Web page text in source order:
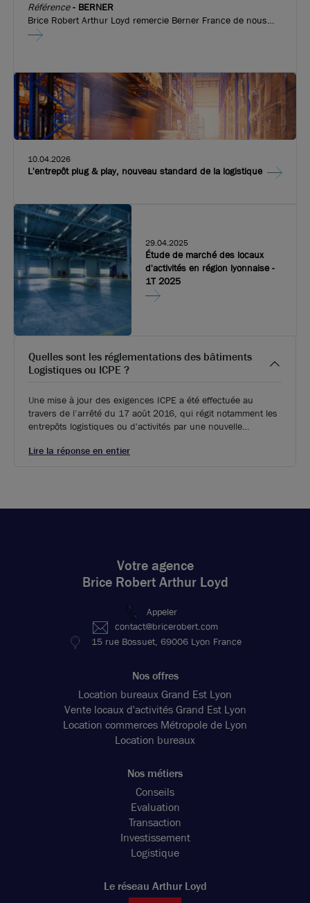
Photos (6 )
A louer - Bâtiment d'activités équipé de quais poids
lourds - Meyzieu
76€ m²/an HT HC
A louer - Local d'activités avec bureaux aménagés et
climatisés au sein d'une zone d'activités, fermée par
€ m²/an HT HC
Référence- BERNER
Brice Robert Arthur Loyd remercie Berner France de nous
avoir fait confiance pour l’implantation de leurs nouveaux
10.04.2026
L'entrepôt plug & play, nouveau standard de la logistique
29.04.2025
Étude de marché des locaux
d'activités en région lyonnaise -
1T 2025
Quelles sont les réglementations des bâtiments
Logistiques ou ICPE ?
Une mise à jour des exigences ICPE a été effectuée au
travers de l’arrêté du 17 août 2016, qui régit notamment les
entrepôts logistiques ou d'activités par une nouvelle
de l’autorisation s’ajoute désormais l’enregistrement, vers
Lire la réponse en entier
Votre agence
Brice Robert Arthur Loyd
Appeler
contact@bricerobert.com
15 rue Bossuet, 69006 Lyon France
Nos offres
Location bureaux Grand Est Lyon
Vente locaux d'activités Grand Est Lyon
Location commerces Métropole de Lyon
Location bureaux
Nos métiers
Conseils
Evaluation
Transaction
Investissement
Logistique
Le réseau Arthur Loyd